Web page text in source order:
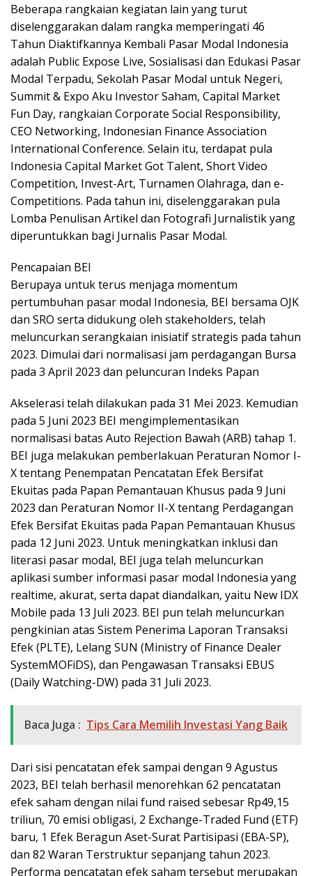
Beberapa rangkaian kegiatan lain yang turut
diselenggarakan dalam rangka memperingati 46
Tahun Diaktifkannya Kembali Pasar Modal Indonesia
adalah Public Expose Live, Sosialisasi dan Edukasi Pasar
Modal Terpadu, Sekolah Pasar Modal untuk Negeri,
Summit & Expo Aku Investor Saham, Capital Market
Fun Day, rangkaian Corporate Social Responsibility,
CEO Networking, Indonesian Finance Association
International Conference. Selain itu, terdapat pula
Indonesia Capital Market Got Talent, Short Video
Competition, Invest-Art, Turnamen Olahraga, dan e-
Competitions. Pada tahun ini, diselenggarakan pula
Lomba Penulisan Artikel dan Fotografi Jurnalistik yang
diperuntukkan bagi Jurnalis Pasar Modal.
Pencapaian BEI
Berupaya untuk terus menjaga momentum
pertumbuhan pasar modal Indonesia, BEI bersama OJK
dan SRO serta didukung oleh stakeholders, telah
meluncurkan serangkaian inisiatif strategis pada tahun
2023. Dimulai dari normalisasi jam perdagangan Bursa
pada 3 April 2023 dan peluncuran Indeks Papan
Akselerasi telah dilakukan pada 31 Mei 2023. Kemudian
pada 5 Juni 2023 BEI mengimplementasikan
normalisasi batas Auto Rejection Bawah (ARB) tahap 1.
BEI juga melakukan pemberlakuan Peraturan Nomor I-
X tentang Penempatan Pencatatan Efek Bersifat
Ekuitas pada Papan Pemantauan Khusus pada 9 Juni
2023 dan Peraturan Nomor II-X tentang Perdagangan
Efek Bersifat Ekuitas pada Papan Pemantauan Khusus
pada 12 Juni 2023. Untuk meningkatkan inklusi dan
literasi pasar modal, BEI juga telah meluncurkan
aplikasi sumber informasi pasar modal Indonesia yang
realtime, akurat, serta dapat diandalkan, yaitu New IDX
Mobile pada 13 Juli 2023. BEI pun telah meluncurkan
pengkinian atas Sistem Penerima Laporan Transaksi
Efek (PLTE), Lelang SUN (Ministry of Finance Dealer
SystemMOFiDS), dan Pengawasan Transaksi EBUS
(Daily Watching-DW) pada 31 Juli 2023.
Baca Juga : Tips Cara Memilih Investasi Yang Baik
Dari sisi pencatatan efek sampai dengan 9 Agustus
2023, BEI telah berhasil menorehkan 62 pencatatan
efek saham dengan nilai fund raised sebesar Rp49,15
triliun, 70 emisi obligasi, 2 Exchange-Traded Fund (ETF)
baru, 1 Efek Beragun Aset-Surat Partisipasi (EBA-SP),
dan 82 Waran Terstruktur sepanjang tahun 2023.
Performa pencatatan efek saham tersebut merupakan